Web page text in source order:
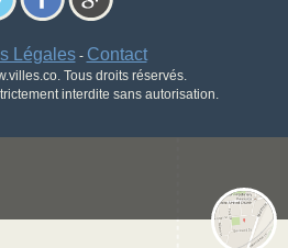
Légales- Contact
Tous droits réservés.
interdite sans autorisation.